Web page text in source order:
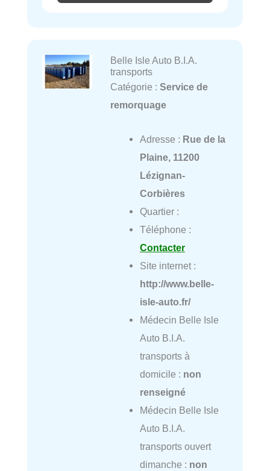
Belle Isle Auto B.I.A.
transports
Catégorie : Service de
remorquage
Adresse : Rue de la
Plaine, 11200
Lézignan-
Corbières
Quartier :
Téléphone :
Contacter
Site internet :
http://www.belle-
isle-auto.fr/
Médecin Belle Isle
Auto B.I.A.
transports à
domicile : non
renseigné
Médecin Belle Isle
Auto B.I.A.
transports ouvert
dimanche : non